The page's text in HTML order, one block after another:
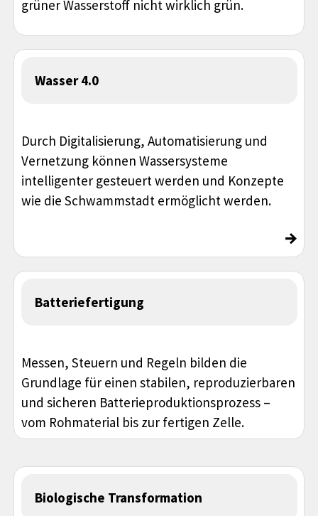
grüner Wasserstoff nicht wirklich grün.
Wasser 4.0
Durch Digitalisierung, Automatisierung und
Vernetzung können Wassersysteme
intelligenter gesteuert werden und Konzepte
wie die Schwammstadt ermöglicht werden.
→
Batteriefertigung
Messen, Steuern und Regeln bilden die
Grundlage für einen stabilen, reproduzierbaren
und sicheren Batterieproduktionsprozess –
vom Rohmaterial bis zur fertigen Zelle.
Biologische Transformation